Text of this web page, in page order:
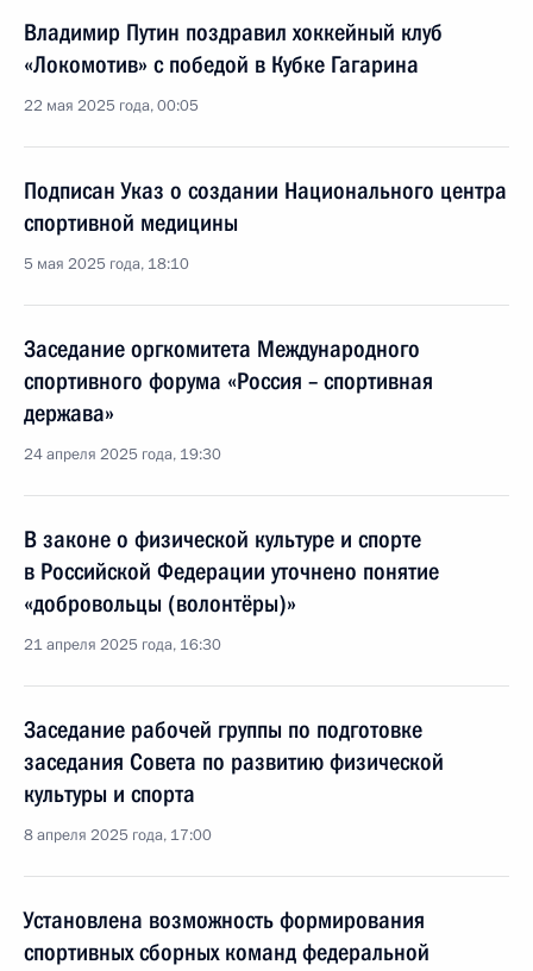
Владимир Путин поздравил хоккейный клуб
«Локомотив» с победой в Кубке Гагарина
22 мая 2025 года, 00:05
Подписан Указ о создании Национального центра
спортивной медицины
5 мая 2025 года, 18:10
Заседание оргкомитета Международного
спортивного форума «Россия – спортивная
держава»
24 апреля 2025 года, 19:30
В законе о физической культуре и спорте
в Российской Федерации уточнено понятие
«добровольцы (волонтёры)»
21 апреля 2025 года, 16:30
Заседание рабочей группы по подготовке
заседания Совета по развитию физической
культуры и спорта
8 апреля 2025 года, 17:00
Установлена возможность формирования
спортивных сборных команд федеральной